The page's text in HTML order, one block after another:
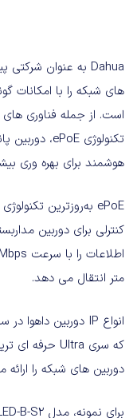
Dahua به عنوان شرکتی
های شبکه را با امکانات
است. از جمله فناوری
تکنولوژی
، دوربین
هوشمند برای بهره وری
ePoE به‌روزترین
کنترلی برای دوربین
اطلاعات را با سرعت
متر انتقال می دهد.
انواع دوربین داهوا در
که سری
حرفه ای
دوربین های شبکه را
برای نمونه، مدل